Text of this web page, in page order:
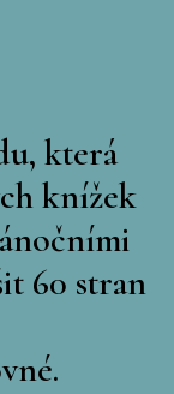
která
knížek
60 stran